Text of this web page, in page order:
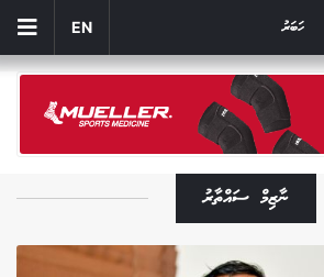
ހަބަރު EN
ނާޒިމް ސައްތާރު